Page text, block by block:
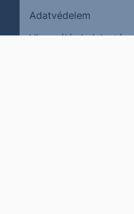
Adatvédelem
Visszaélés